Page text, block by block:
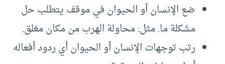
ضع الإنسان أو الحيوان في موقف يتطلب حل
مشكلة ما. مثل: محاولة الهرب من مكان مغلق.
رتب توجهات الإنسان أو الحيوان أي ردود أفعاله